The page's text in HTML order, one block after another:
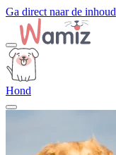
Ga direct naar de inhoud
Hond